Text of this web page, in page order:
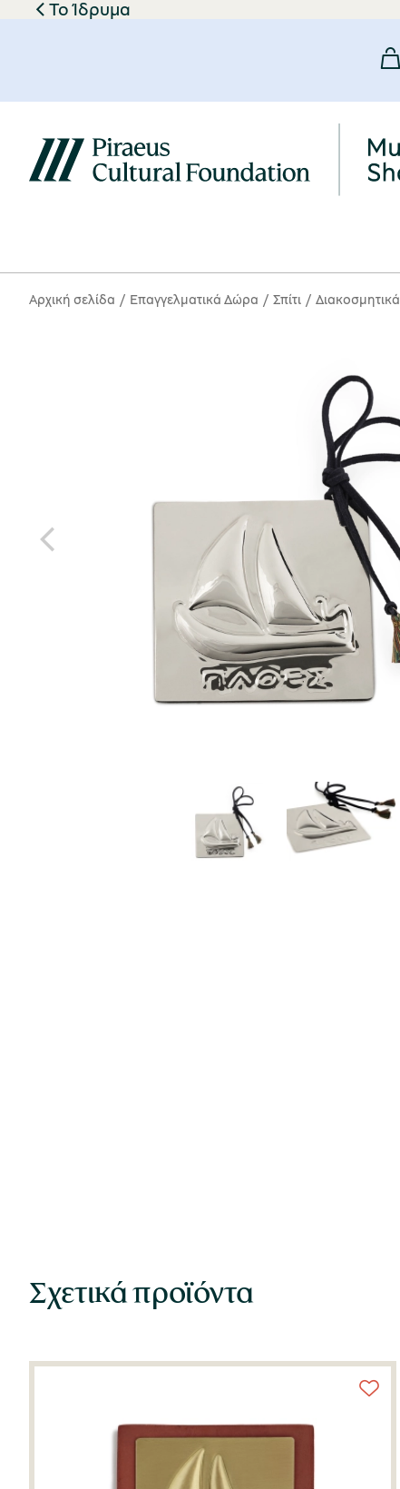
Το Ίδρυμα
Αρχική σελίδα Επαγγελματικά Δώρα Σπίτι Διακοσμητικά
Σχετικά προϊόντα